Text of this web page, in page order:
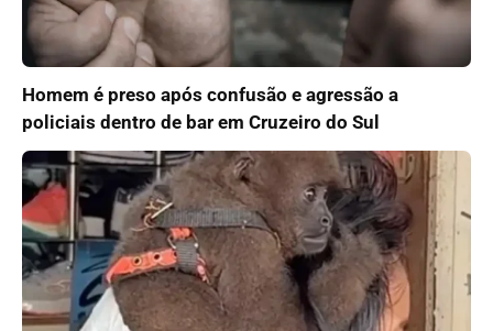
Homem é preso após confusão e agressão a
policiais dentro de bar em Cruzeiro do Sul